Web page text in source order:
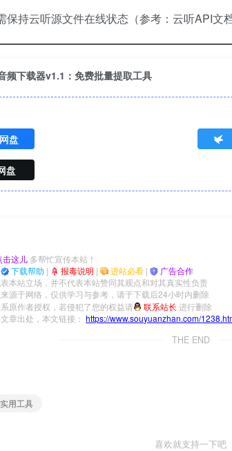
保持云听源文件在线状态（参考：云听API文档
频下载器v1.1：免费批量提取工具
盘
盘
击这儿 多帮忙宣传本站！
下载帮助 | 报毒说明 | 进站必看 | 广告合作
本站立场，并不代表本站赞同其观点和对其真实性负责
源于网络，仅供学习与参考，请于下载后24小时内删除
原作者授权，若侵犯了您的权益请 联系站长 进行删除
章出处，本文链接：https://www.souyuanzhan.com/
THE END
用工具
喜欢就支持一下吧